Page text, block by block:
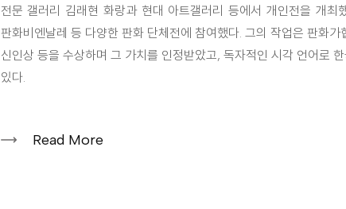
전문 갤러리 김래현 화랑과 현대 아트갤러리 등에서 개인전을 개최
판화비엔날레 등 다양한 판화 단체전에 참여했다. 그의 작업은 판화
신인상 등을 수상하며 그 가치를 인정받았고, 독자적인 시각 언어로
있다.
Read More